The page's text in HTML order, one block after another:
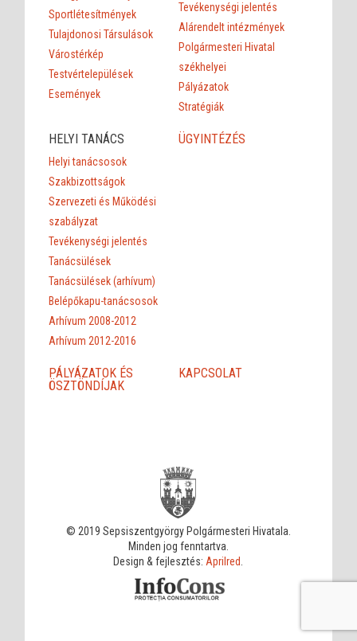
Sportlétesítmények
Tulajdonosi Társulások
Várostérkép
Testvértelepülések
Események
Tevékenységi jelentés
Alárendelt intézmények
Polgármesteri Hivatal
székhelyei
Pályázatok
Stratégiák
HELYI TANÁCS
Helyi tanácsosok
Szakbizottságok
Szervezeti és Működési
szabályzat
Tevékenységi jelentés
Tanácsülések
Tanácsülések (arhívum)
Belépőkapu-tanácsosok
Arhívum 2008-2012
Arhívum 2012-2016
ÜGYINTÉZÉS
PÁLYÁZATOK ÉS
ÖSZTÖNDÍJAK
KAPCSOLAT
© 2019 Sepsiszentgyörgy Polgármesteri Hivatala.
Minden jog fenntartva.
Design & fejlesztés: Aprilred